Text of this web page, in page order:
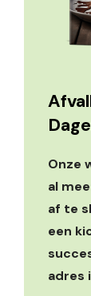
Onze
al
af te
een
adres